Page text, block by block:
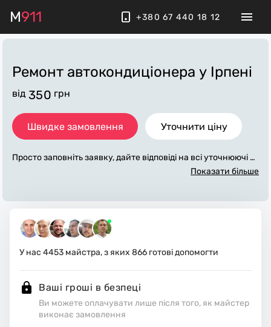
M911 +380 67 440 18 12
Ремонт автокондиціонера у Ірпені
від 350 грн
Швидке замовлення Уточнити ціну
Просто заповніть заявку, дайте відповіді на всі уточнюючі за
питання по «ремонт автокондиціонера». Ми зв'яжемося з в
Виконавці стежать за чистотою та прибирають робоче місц
Показати більше
У нас 4453 майстра, з яких 866 готові допомогти
Ваші гроші в безпеці
Ви можете оплачувати лише після того, як майстер
виконає замовлення